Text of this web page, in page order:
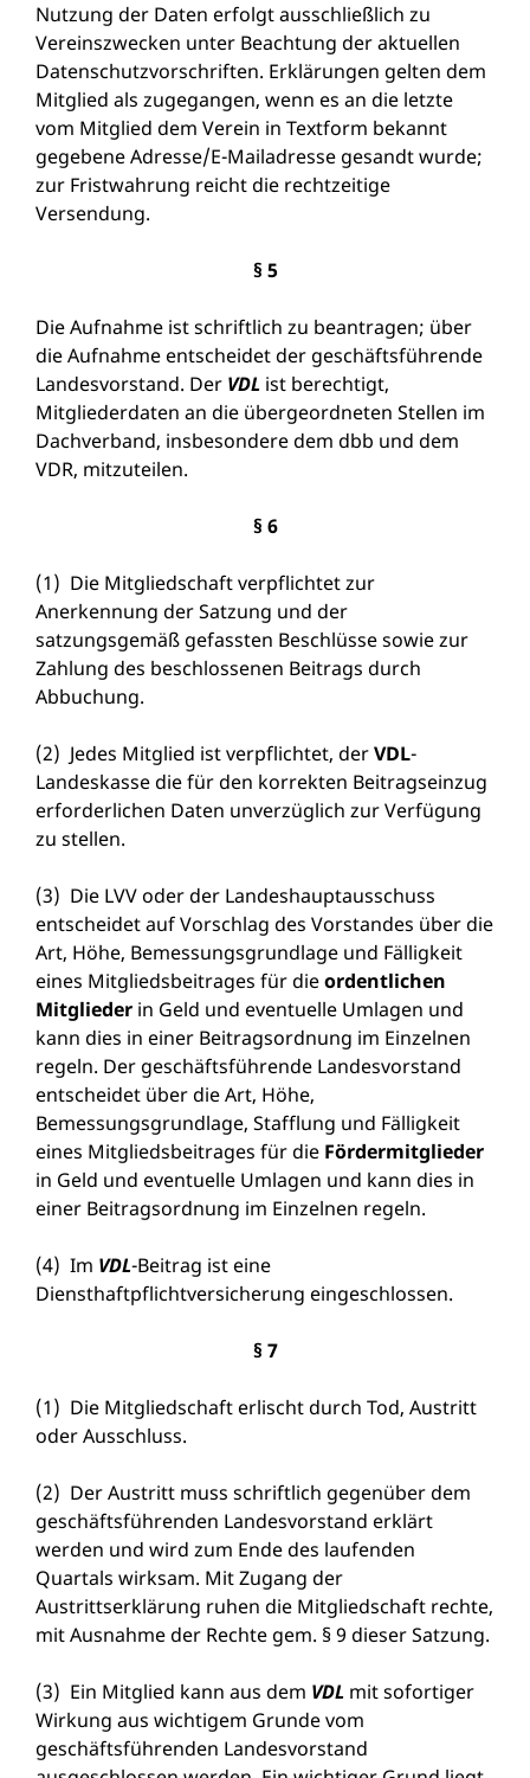
Nutzung der Daten erfolgt ausschließlich zu
Vereinszwecken unter Beachtung der aktuellen
Datenschutzvorschriften. Erklärungen gelten dem
Mitglied als zugegangen, wenn es an die letzte
vom Mitglied dem Verein in Textform bekannt
gegebene Adresse/E-Mailadresse gesandt wurde;
zur Fristwahrung reicht die rechtzeitige
Versendung.
§ 5
Die Aufnahme ist schriftlich zu beantragen; über
die Aufnahme entscheidet der geschäftsführende
Landesvorstand. Der VDL ist berechtigt,
Mitgliederdaten an die übergeordneten Stellen im
Dachverband, insbesondere dem dbb und dem
VDR, mitzuteilen.
§ 6
(1) Die Mitgliedschaft verpflichtet zur
Anerkennung der Satzung und der
satzungsgemäß gefassten Beschlüsse sowie zur
Zahlung des beschlossenen Beitrags durch
Abbuchung.
(2) Jedes Mitglied ist verpflichtet, derVDL-
Landeskasse die für den korrekten Beitragseinzug
erforderlichen Daten unverzüglich zur Verfügung
zu stellen.
(3) Die LVV oder der Landeshauptausschuss
entscheidet auf Vorschlag des Vorstandes über die
Art, Höhe, Bemessungsgrundlage und Fälligkeit
eines Mitgliedsbeitrages für dieordentlichen
Mitglieder in Geld und eventuelle Umlagen und
kann dies in einer Beitragsordnung im Einzelnen
regeln. Der geschäftsführende Landesvorstand
entscheidet über die Art, Höhe,
Bemessungsgrundlage, Stafflung und Fälligkeit
eines Mitgliedsbeitrages für die Fördermitglieder
in Geld und eventuelle Umlagen und kann dies in
einer Beitragsordnung im Einzelnen regeln.
(4) Im VDL-Beitrag ist eine
Diensthaftpflichtversicherung eingeschlossen.
§ 7
(1) Die Mitgliedschaft erlischt durch Tod, Austritt
oder Ausschluss.
(2) Der Austritt muss schriftlich gegenüber dem
geschäftsführenden Landesvorstand erklärt
werden und wird zum Ende des laufenden
Quartals wirksam. Mit Zugang der
Austrittserklärung ruhen die Mitgliedschaft rechte,
mit Ausnahme der Rechte gem. § 9 dieser Satzung.
(3) Ein Mitglied kann aus dem VDL mit sofortiger
Wirkung aus wichtigem Grunde vom
geschäftsführenden Landesvorstand